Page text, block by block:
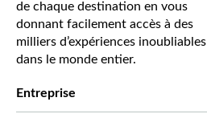
de chaque destination en vous
donnant facilement accès à des
milliers d’expériences inoubliables
dans le monde entier.
Entreprise